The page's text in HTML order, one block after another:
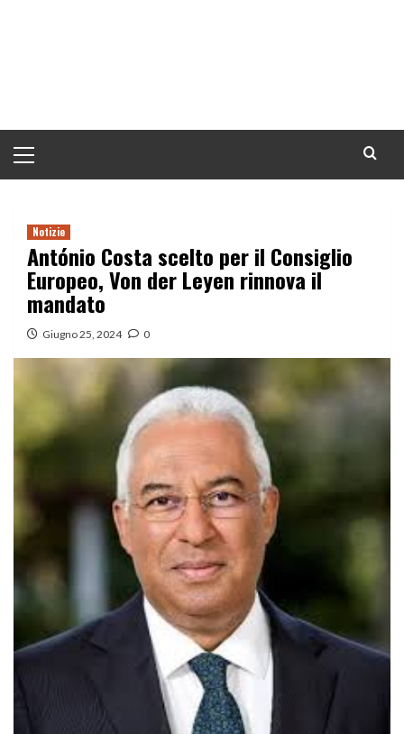
principale
Notizie
António Costa scelto per il Consiglio
Europeo, Von der Leyen rinnova il
mandato
Giugno 25, 2024 0